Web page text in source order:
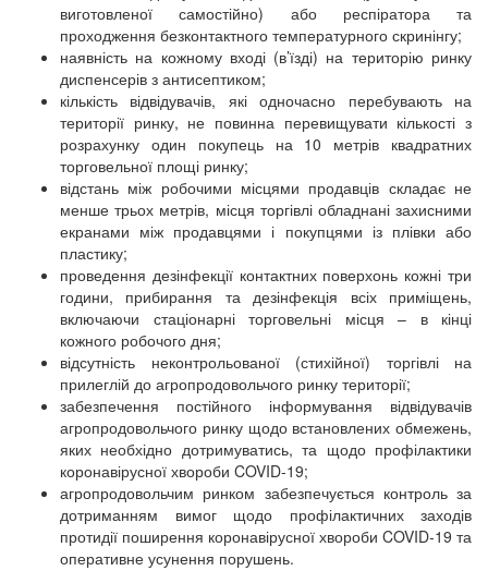
виготовленої самостійно) або респіратора та
проходження безконтактного температурного скринінгу;
наявність на кожному вході (в’їзді) на територію ринку
диспенсерів з антисептиком;
кількість відвідувачів, які одночасно перебувають на
території ринку, не повинна перевищувати кількості з
розрахунку один покупець на 10 метрів квадратних
торговельної площі ринку;
відстань між робочими місцями продавців складає не
менше трьох метрів, місця торгівлі обладнані захисними
екранами між продавцями і покупцями із плівки або
пластику;
проведення дезінфекції контактних поверхонь кожні три
години, прибирання та дезінфекція всіх приміщень,
включаючи стаціонарні торговельні місця – в кінці
кожного робочого дня;
відсутність неконтрольованої (стихійної) торгівлі на
прилеглій до агропродовольчого ринку території;
забезпечення постійного інформування відвідувачів
агропродовольчого ринку щодо встановлених обмежень,
яких необхідно дотримуватись, та щодо профілактики
коронавірусної хвороби COVID-19;
агропродовольчим ринком забезпечується контроль за
дотриманням вимог щодо профілактичних заходів
протидії поширення коронавірусної хвороби COVID-19 та
оперативне усунення порушень.